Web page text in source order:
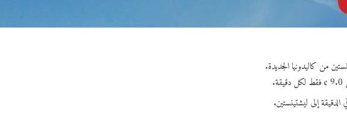
إلى ليشتينستين.